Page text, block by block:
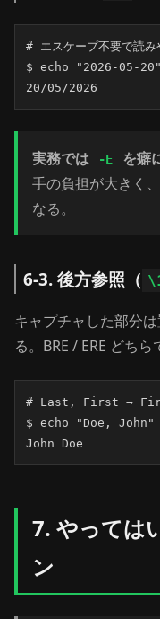
# エスケープ不要で読み
$ echo "2026-
20/05/2026
実務では -E を癖
手の負担が大きく
なる。
6-3. 後方参照（
キャプチャした部分
る。BRE / ERE どちら
# Last, First →
$ echo "Doe,
John Doe
7. やっては
ン